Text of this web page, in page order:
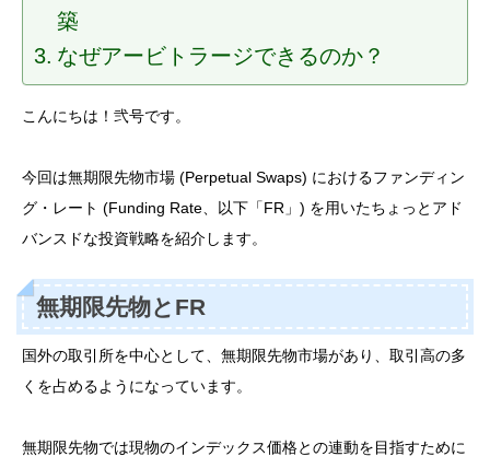
築
なぜアービトラージできるのか？
こんにちは！弐号です。
今回は無期限先物市場 (Perpetual Swaps) におけるファンディン
グ・レート (Funding Rate、以下「FR」) を用いたちょっとアド
バンスドな投資戦略を紹介します。
無期限先物とFR
国外の取引所を中心として、無期限先物市場があり、取引高の多
くを占めるようになっています。
無期限先物では現物のインデックス価格との連動を目指すために